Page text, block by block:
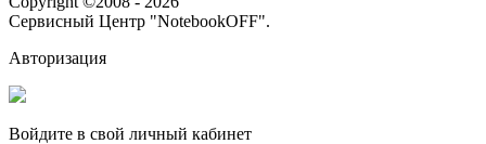
Сервисный Центр "NotebookOFF".
Авторизация
Войдите в свой личный кабинет